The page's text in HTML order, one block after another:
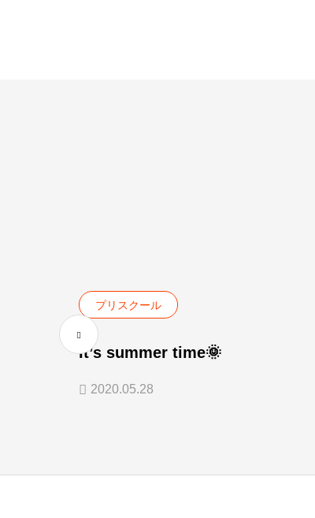
プリスクール
It’s summer time🌞
2020.05.28